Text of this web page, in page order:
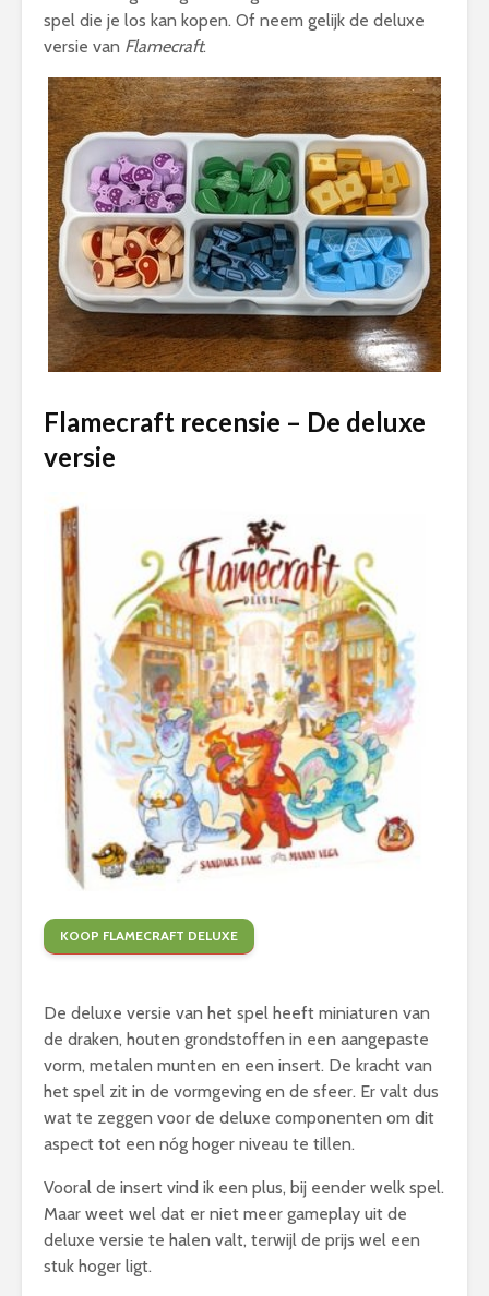
spel die je los kan kopen. Of neem gelijk de deluxe
versie van Flamecraft.
Flamecraft recensie – De deluxe
versie
KOOP FLAMECRAFT DELUXE
De deluxe versie van het spel heeft miniaturen van
de draken, houten grondstoffen in een aangepaste
vorm, metalen munten en een insert. De kracht van
het spel zit in de vormgeving en de sfeer. Er valt dus
wat te zeggen voor de deluxe componenten om dit
aspect tot een nóg hoger niveau te tillen.
Vooral de insert vind ik een plus, bij eender welk spel.
Maar weet wel dat er niet meer gameplay uit de
deluxe versie te halen valt, terwijl de prijs wel een
stuk hoger ligt.